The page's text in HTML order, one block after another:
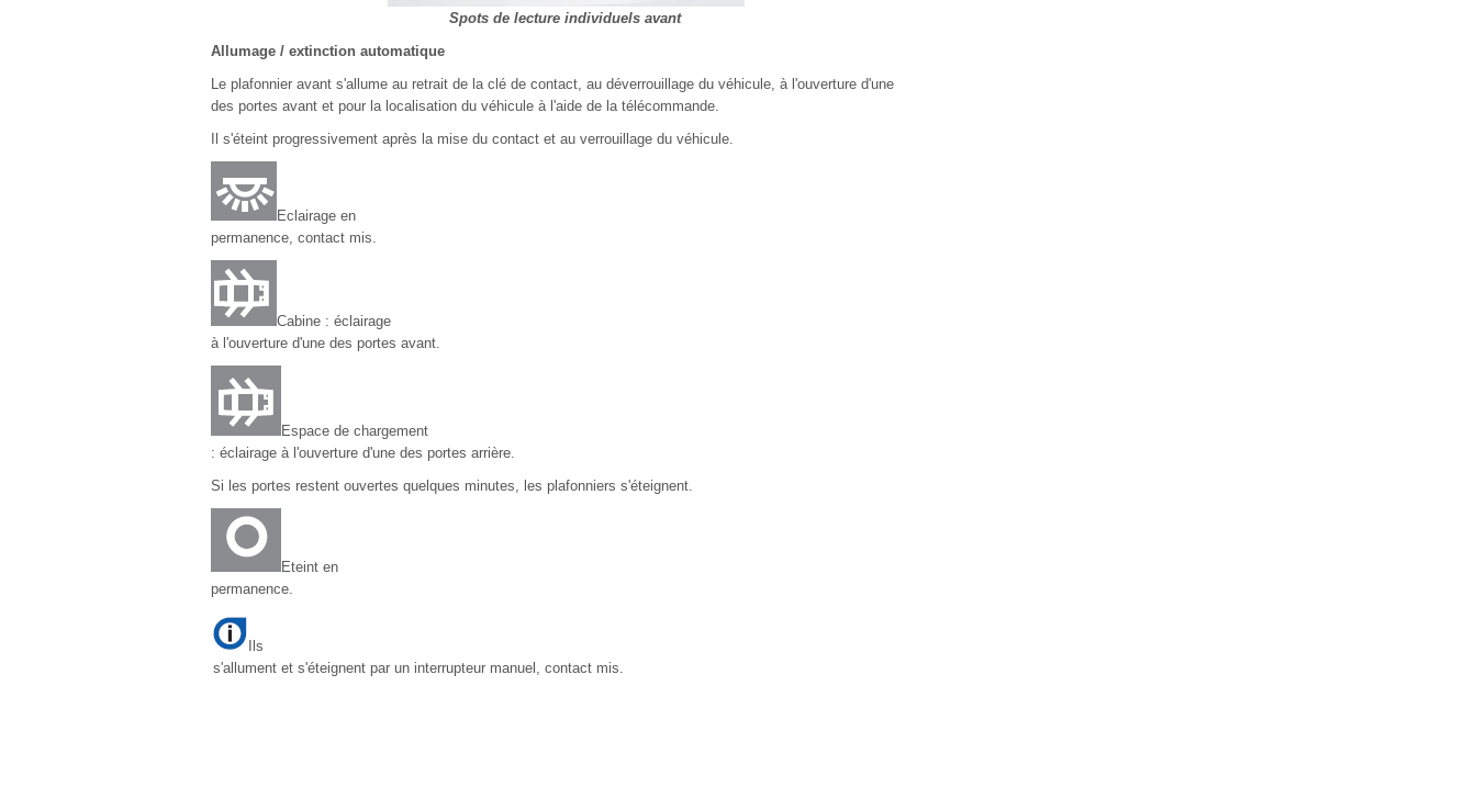
Spots de lecture individuels avant
Allumage / extinction automatique
Le plafonnier avant s'allume au retrait de la clé de contact, au déverrouillage du véhicule, à l'ouverture d'une
des portes avant et pour la localisation du véhicule à l'aide de la télécommande.
Il s'éteint progressivement après la mise du contact et au verrouillage du véhicule.
Eclairage en
permanence, contact mis.
Cabine : éclairage
à l'ouverture d'une des portes avant.
Espace de chargement
: éclairage à l'ouverture d'une des portes arrière.
Si les portes restent ouvertes quelques minutes, les plafonniers s'éteignent.
Eteint en
permanence.
Ils
s'allument et s'éteignent par un interrupteur manuel, contact mis.